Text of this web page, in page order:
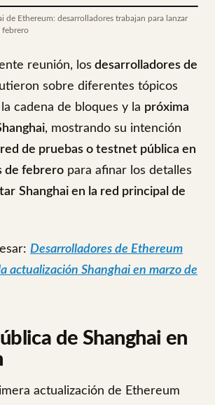
de Ethereum: desarrolladores trabajan para lanzar
febrero
reunión, los desarrolladores de
sobre diferentes tópicos
cadena de bloques y la próxima
, mostrando su intención
de pruebas o testnet pública en
de febrero para afinar los detalles
Shanghai en la red principal de
Desarrolladores de Ethereum
actualización Shanghai en marzo de
de Shanghai en
actualización de Ethereum